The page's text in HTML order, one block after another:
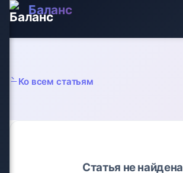
Баланс
Ко всем статьям
Статья не найдена